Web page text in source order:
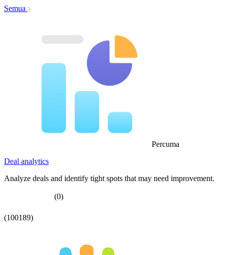
Semua
Percuma
Deal analytics
Analyze deals and identify tight spots that may need improvement.
(0)
(100189)